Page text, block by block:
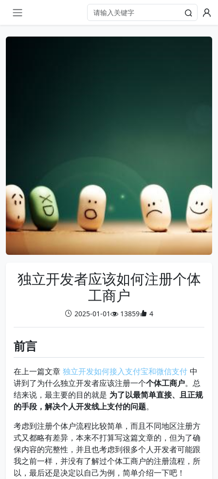
独立开发者应该如何注册个体
工商户
2025-01-01 13859 4
前言
在上一篇文章 独立开发如何接入支付宝和微信支付 中
讲到了为什么独立开发者应该注册一个个体工商户。总
结来说，最主要的目的就是 为了以最简单直接、且正规
的手段，解决个人开发线上支付的问题。
考虑到注册个体户流程比较简单，而且不同地区注册方
式又都略有差异，本来不打算写这篇文章的，但为了确
保内容的完整性，并且也考虑到很多个人开发者可能跟
我之前一样，并没有了解过个体工商户的注册流程，所
以，最后还是决定以自己为例，简单介绍一下吧！